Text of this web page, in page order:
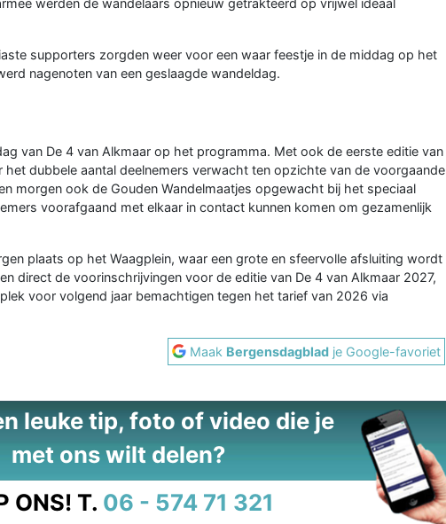
supporters zorgden weer voor een waar feestje in de middag op het
nagenoten van een geslaagde wandeldag.
van De 4 van Alkmaar op het programma. Met ook de eerste editie van
het dubbele aantal deelnemers verwacht ten opzichte van de voorgaande
morgen ook de Gouden Wandelmaatjes opgewacht bij het speciaal
voorafgaand met elkaar in contact kunnen komen om gezamenlijk
plaats op het Waagplein, waar een grote en sfeervolle afsluiting wordt
direct de voorinschrijvingen voor de editie van De 4 van Alkmaar 2027,
voor volgend jaar bemachtigen tegen het tarief van 2026 via
Maak Bergensdagblad je Google-favoriet
leuke tip, foto of video die je
met ons wilt delen?
ONS! T. 06 - 574 71 321